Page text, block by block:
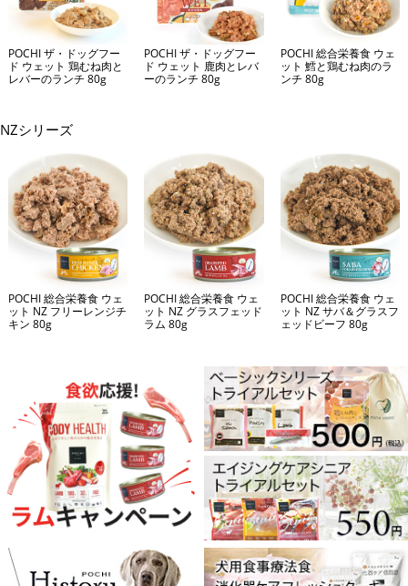
POCHI ザ・ドッグフー
ド ウェット 鶏むね肉と
レバーのランチ 80g
POCHI ザ・ドッグフー
ド ウェット 鹿肉とレバ
ーのランチ 80g
POCHI 総合栄養食 ウェ
ット 鱈と鶏むね肉のラ
ンチ 80g
NZシリーズ
POCHI 総合栄養食 ウェ
ット NZ フリーレンジチ
キン 80g
POCHI 総合栄養食 ウェ
ット NZ グラスフェッド
ラム 80g
POCHI 総合栄養食 ウェ
ット NZ サバ＆グラスフ
ェッドビーフ 80g